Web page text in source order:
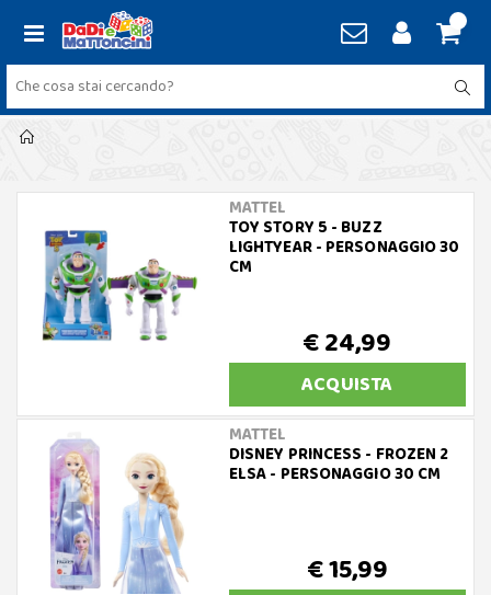
MATTEL
TOY STORY 5 - BUZZ
LIGHTYEAR - PERSONAGGIO 30
CM
€ 24,99
ACQUISTA
MATTEL
DISNEY PRINCESS - FROZEN 2
ELSA - PERSONAGGIO 30 CM
€ 15,99